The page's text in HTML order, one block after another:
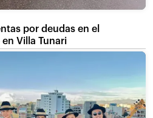
por deudas en el
Villa Tunari